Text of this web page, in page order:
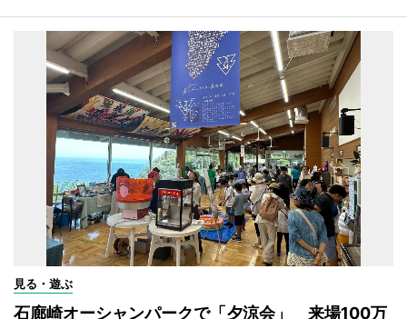
見る・遊ぶ
石廊崎オーシャンパークで「夕涼会」 来場100万